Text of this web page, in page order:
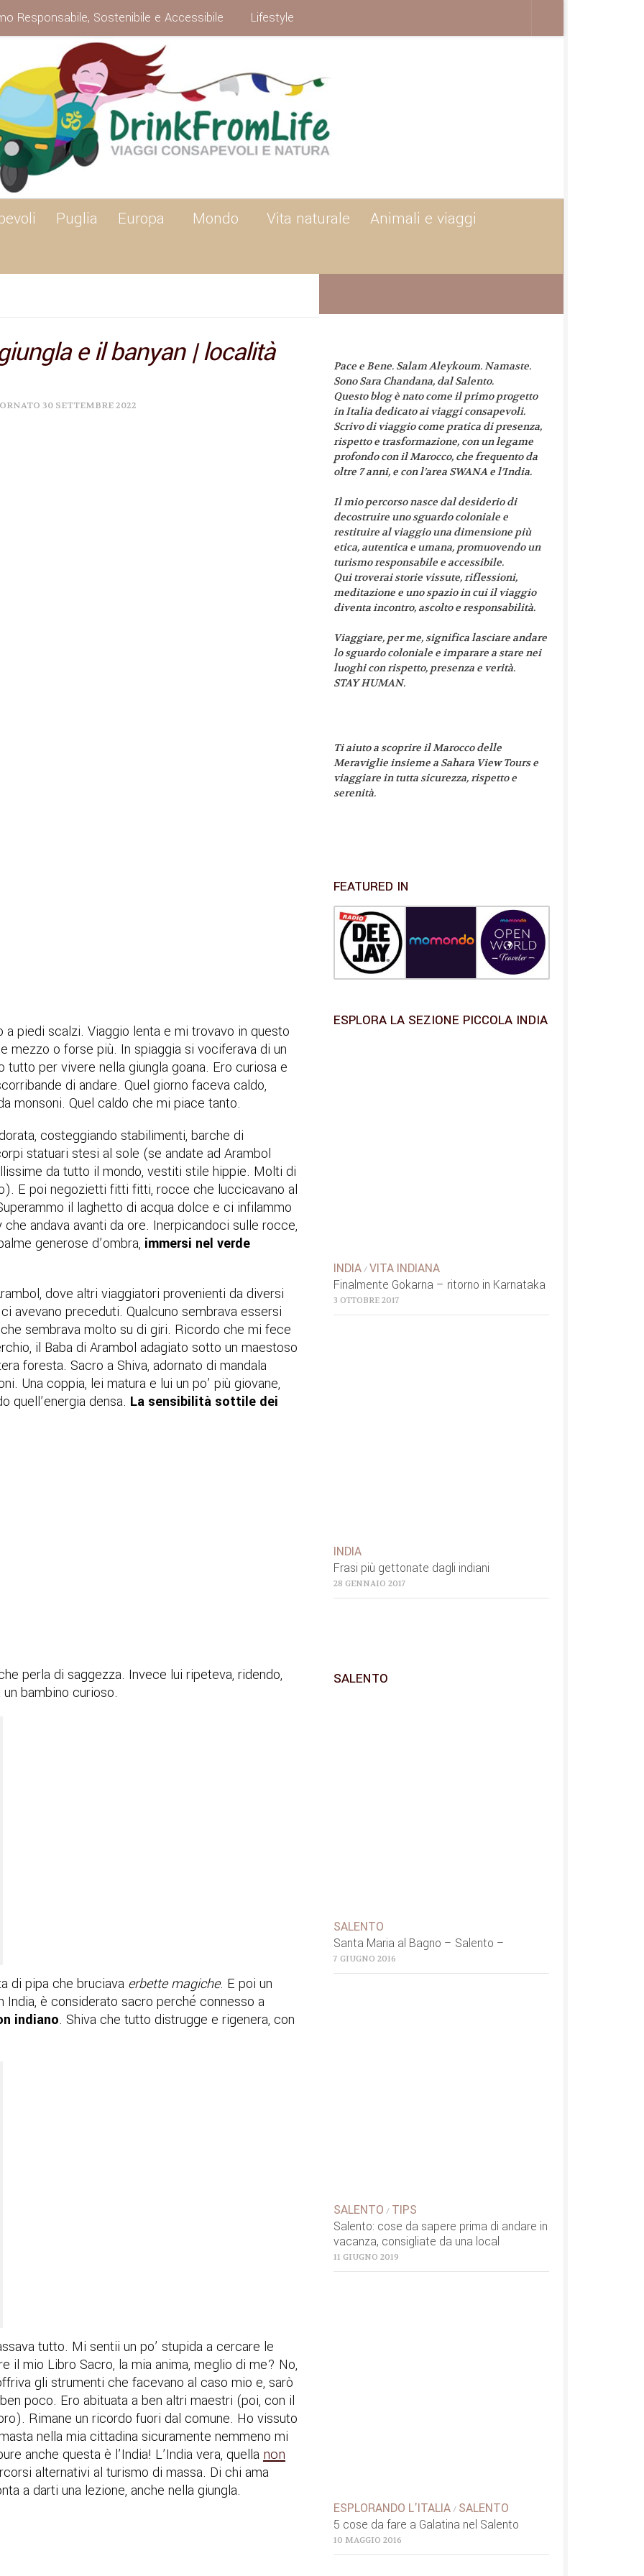
Responsabile, Sostenibile e Accessibile Lifestyle
Puglia Europa Mondo Vita naturale
Animali e viaggi
e il banyan | località
30 SETTEMBRE 2022
a piedi scalzi. Viaggio lenta e mi trovavo in questo
mezzo o forse più. In spiaggia si vociferava di un
tutto per vivere nella giungla goana. Ero curiosa e
di andare. Quel giorno faceva caldo,
monsoni. Quel caldo che mi piace tanto.
costeggiando stabilimenti, barche di
statuari stesi al sole (se andate ad Arambol
da tutto il mondo, vestiti stile hippie. Molti di
E poi negozietti fitti fitti, rocce che luccicavano al
il laghetto di acqua dolce e ci infilammo
andava avanti da ore. Inerpicandoci sulle rocce,
generose d’ombra, immersi nel verde
dove altri viaggiatori provenienti da diversi
avevano preceduti. Qualcuno sembrava essersi
sembrava molto su di giri. Ricordo che mi fece
il Baba di Arambol adagiato sotto un maestoso
foresta. Sacro a Shiva, adornato di mandala
Una coppia, lei matura e lui un po’ più giovane,
quell’energia densa. La sensibilità sottile dei
perla di saggezza. Invece lui ripeteva, ridendo,
bambino curioso.
di pipa che bruciava erbette magiche. E poi un
India, è considerato sacro perché connesso a
indiano. Shiva che tutto distrugge e rigenera, con
tutto. Mi sentii un po’ stupida a cercare le
il mio Libro Sacro, la mia anima, meglio di me? No,
gli strumenti che facevano al caso mio e, sarò
poco. Ero abituata a ben altri maestri (poi, con il
Rimane un ricordo fuori dal comune. Ho vissuto
nella mia cittadina sicuramente nemmeno mi
anche questa è l’India! L’India vera, quella non
alternativi al turismo di massa. Di chi ama
a darti una lezione, anche nella giungla.
Pace e Bene. Salam Aleykoum. Namaste.
Sono Sara Chandana, dal Salento.
Questo blog è nato come il primo progetto
in Italia dedicato ai viaggi consapevoli.
Scrivo di viaggio come pratica di presenza,
rispetto e trasformazione, con un legame
profondo con il Marocco, che frequento da
oltre 7 anni, e con l’area SWANA e l’India.
Il mio percorso nasce dal desiderio di
decostruire uno sguardo coloniale e
restituire al viaggio una dimensione più
etica, autentica e umana, promuovendo un
turismo responsabile e accessibile.
Qui troverai storie vissute, riflessioni,
meditazione e uno spazio in cui il viaggio
diventa incontro, ascolto e responsabilità.
Viaggiare, per me, significa lasciare andare
lo sguardo coloniale e imparare a stare nei
luoghi con rispetto, presenza e verità.
STAY HUMAN.
Ti aiuto a scoprire il Marocco delle
Meraviglie insieme a Sahara View Tours e
viaggiare in tutta sicurezza, rispetto e
serenità.
FEATURED IN
ESPLORA LA SEZIONE PICCOLA INDIA
INDIA / VITA INDIANA
Finalmente Gokarna – ritorno in Karnataka
3 OTTOBRE 2017
INDIA
Frasi più gettonate dagli indiani
28 GENNAIO 2017
SALENTO
SALENTO
Santa Maria al Bagno – Salento –
7 GIUGNO 2016
SALENTO / TIPS
Salento: cose da sapere prima di andare in
vacanza, consigliate da una local
11 GIUGNO 2019
ESPLORANDO L'ITALIA / SALENTO
5 cose da fare a Galatina nel Salento
10 MAGGIO 2016